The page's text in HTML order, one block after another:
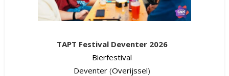
TAPT Festival Deventer 2026
Bierfestival
Deventer (Overijssel)